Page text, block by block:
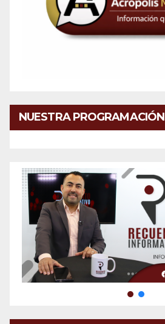
NUESTRA PROGRAMACIÓN